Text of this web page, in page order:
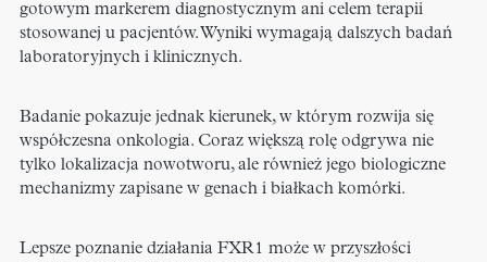
gotowym markerem diagnostycznym ani celem terapii
stosowanej u pacjentów. Wyniki wymagają dalszych badań
laboratoryjnych i klinicznych.
Badanie pokazuje jednak kierunek, w którym rozwija się
współczesna onkologia. Coraz większą rolę odgrywa nie
tylko lokalizacja nowotworu, ale również jego biologiczne
mechanizmy zapisane w genach i białkach komórki.
Lepsze poznanie działania FXR1 może w przyszłości